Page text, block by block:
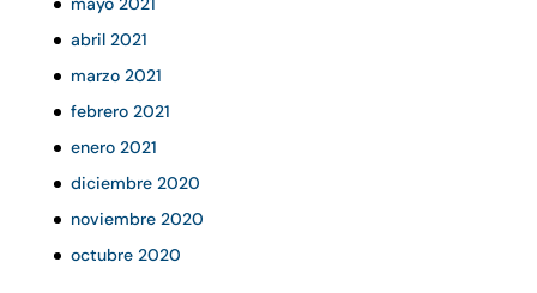
abril 2021
marzo 2021
febrero 2021
enero 2021
diciembre 2020
noviembre 2020
octubre 2020